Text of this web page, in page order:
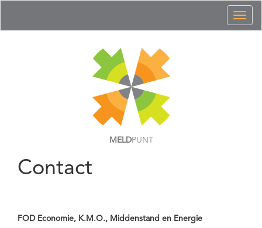
MELDPUNT
Contact
FOD Economie, K.M.O., Middenstand en Energie